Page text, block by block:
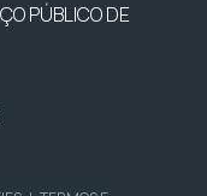
PÚBLICO DE